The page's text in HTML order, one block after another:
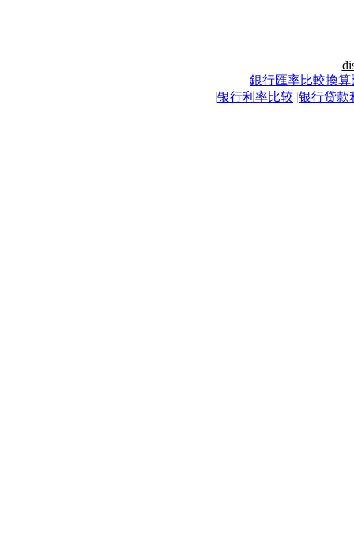
|
銀行匯率比較換算
|银行利率比较 |银行贷款